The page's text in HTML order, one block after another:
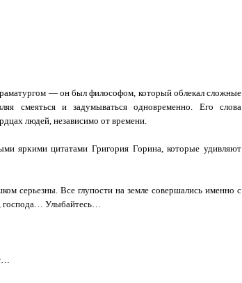
— он был философом, который облекал сложные
смеяться и задумываться одновременно. Его слова
людей, независимо от времени.
яркими цитатами Григория Горина, которые удивляют
серьезны. Все глупости на земле совершались именно с
господа… Улыбайтесь…